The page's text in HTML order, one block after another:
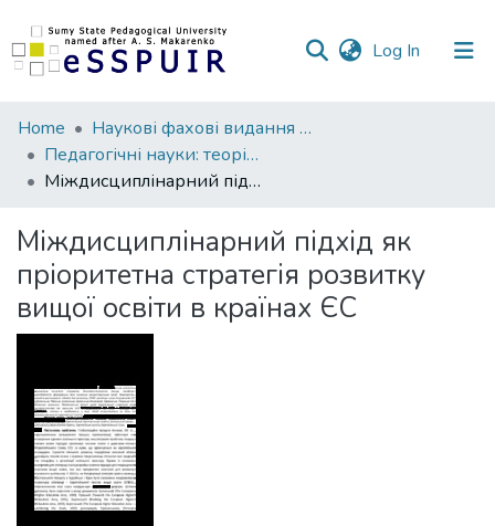
Log In (current)
Communities
&
Collections
Statistics
Home
Наукові фахові видання СумДПУ
Педагогічні науки: теорія, історія, інноваційні технології
Міждисциплінарний підхід як пріоритетна стратегія розвитку вищої освіти в країнах ЄС
Міждисциплінарний підхід як
пріоритетна стратегія розвитку
вищої освіти в країнах ЄС